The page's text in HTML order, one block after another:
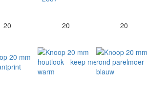
20 20 20